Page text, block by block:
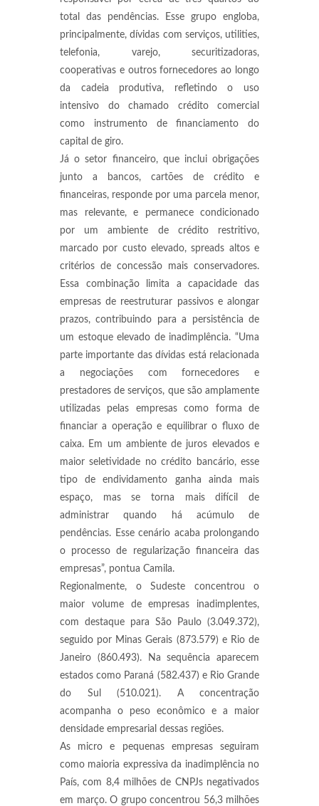
total das pendências. Esse grupo engloba,
principalmente, dívidas com serviços, utilities,
telefonia, varejo, securitizadoras,
cooperativas e outros fornecedores ao longo
da cadeia produtiva, refletindo o uso
intensivo do chamado crédito comercial
como instrumento de financiamento do
capital de giro.
Já o setor financeiro, que inclui obrigações
junto a bancos, cartões de crédito e
financeiras, responde por uma parcela menor,
mas relevante, e permanece condicionado
por um ambiente de crédito restritivo,
marcado por custo elevado, spreads altos e
critérios de concessão mais conservadores.
Essa combinação limita a capacidade das
empresas de reestruturar passivos e alongar
prazos, contribuindo para a persistência de
um estoque elevado de inadimplência. “Uma
parte importante das dívidas está relacionada
a negociações com fornecedores e
prestadores de serviços, que são amplamente
utilizadas pelas empresas como forma de
financiar a operação e equilibrar o fluxo de
caixa. Em um ambiente de juros elevados e
maior seletividade no crédito bancário, esse
tipo de endividamento ganha ainda mais
espaço, mas se torna mais difícil de
administrar quando há acúmulo de
pendências. Esse cenário acaba prolongando
o processo de regularização financeira das
empresas”, pontua Camila.
Regionalmente, o Sudeste concentrou o
maior volume de empresas inadimplentes,
com destaque para São Paulo (3.049.372),
seguido por Minas Gerais (873.579) e Rio de
Janeiro (860.493). Na sequência aparecem
estados como Paraná (582.437) e Rio Grande
do Sul (510.021). A concentração
acompanha o peso econômico e a maior
densidade empresarial dessas regiões.
As micro e pequenas empresas seguiram
como maioria expressiva da inadimplência no
País, com 8,4 milhões de CNPJs negativados
em março. O grupo concentrou 56,3 milhões